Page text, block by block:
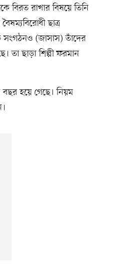
বিরত রাখার বিষয়ে তিনি
ছাত্র
সংগঠনও (জাসাস) তাঁদের
তা ছাড়া শিল্পী ফরমান
হয়ে গেছে। নিয়ম